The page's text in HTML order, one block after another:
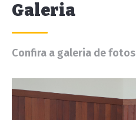
Galeria
Confira a galeria de fotos